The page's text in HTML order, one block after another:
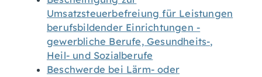
Umsatzsteuerbefreiung für Leistungen
berufsbildender Einrichtungen -
gewerbliche Berufe, Gesundheits-,
Heil- und Sozialberufe
Beschwerde bei Lärm- oder